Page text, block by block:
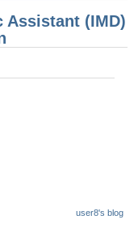
Assistant (IMD)
user8's blog